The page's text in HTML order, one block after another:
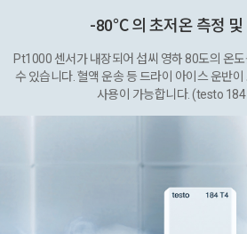
-80℃ 의 초저온 측정 및
Pt1000 센서가 내장되어 섭씨 영하 80도의 온
수 있습니다. 혈액 운송 등 드라이 아이스 운반
사용이 가능합니다. (testo